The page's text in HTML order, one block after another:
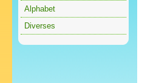
Alphabet
Diverses